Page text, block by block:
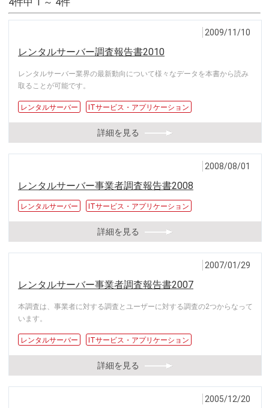
2009/11/10
レンタルサーバー調査報告書2010
レンタルサーバー業界の最新動向について様々なデータを本書から読み
取ることが可能です。
レンタルサーバー ITサービス・アプリケーション
詳細を見る
2008/08/01
レンタルサーバー事業者調査報告書2008
レンタルサーバー ITサービス・アプリケーション
詳細を見る
2007/01/29
レンタルサーバー事業者調査報告書2007
本調査は、事業者に対する調査とユーザーに対する調査の2つからなって
います。
レンタルサーバー ITサービス・アプリケーション
詳細を見る
2005/12/20